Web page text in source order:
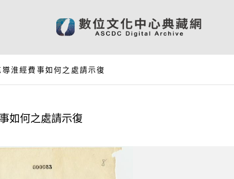
淮經費事如何之處請示復
如何之處請示復